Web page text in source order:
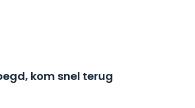
kom snel terug